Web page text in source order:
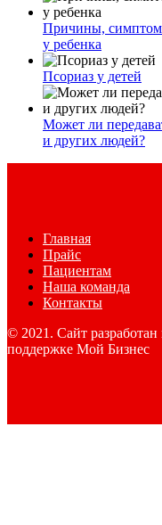
Причины,
у ребенка
Псориаз у детей
Может ли
и других людей?
Главная
Прайс
Пациентам
Наша команда
Контакты
© 2021. Сайт
поддержке Мой Бизнес